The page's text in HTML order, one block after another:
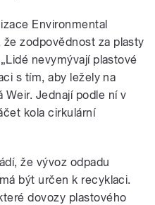
Environmental
zodpovědnost za plasty
nevymývají plastové
s tím, aby ležely na
Weir. Jednají podle ní v
kola cirkulární
že vývoz odpadu
být určen k recyklaci.
dovozy plastového